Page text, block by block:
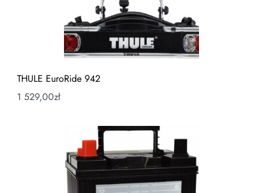
THULE EuroRide 942
1 529,00zł